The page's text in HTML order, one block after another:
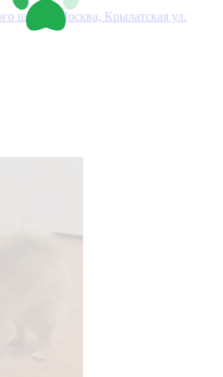
шпица
Москва, Крылатская ул.